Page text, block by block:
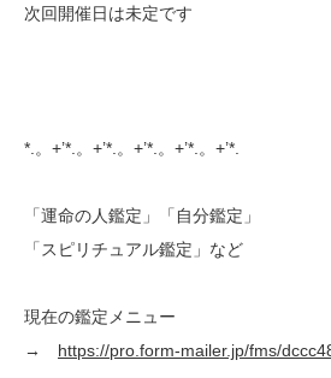
次回開催日は未定です
*.。+’*.。+’*.。+’*.。+’*.。+’*.
「運命の人鑑定」「自分鑑定」
「スピリチュアル鑑定」など
現在の鑑定メニュー
→ https://pro.form-mailer.jp/fms/